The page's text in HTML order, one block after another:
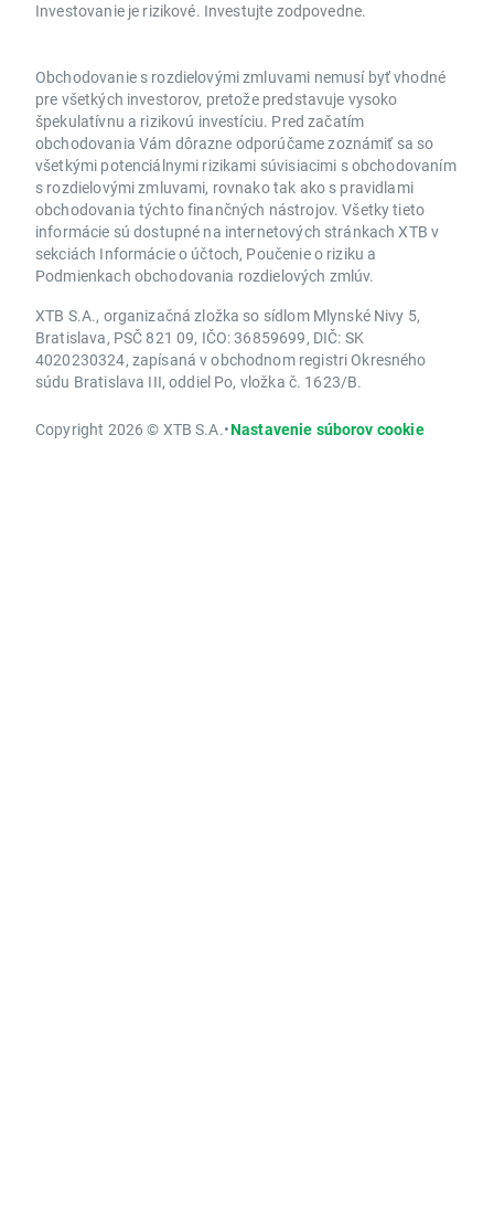
Investovanie je rizikové. Investujte zodpovedne.
Obchodovanie s rozdielovými zmluvami nemusí byť vhodné
pre všetkých investorov, pretože predstavuje vysoko
špekulatívnu a rizikovú investíciu. Pred začatím
obchodovania Vám dôrazne odporúčame zoznámiť sa so
všetkými potenciálnymi rizikami súvisiacimi s obchodovaním
s rozdielovými zmluvami, rovnako tak ako s pravidlami
obchodovania týchto finančných nástrojov. Všetky tieto
informácie sú dostupné na internetových stránkach XTB v
sekciách Informácie o účtoch, Poučenie o riziku a
Podmienkach obchodovania rozdielových zmlúv.
XTB S.A., organizačná zložka so sídlom Mlynské Nivy 5,
Bratislava, PSČ 821 09, IČO: 36859699, DIČ: SK
4020230324, zapísaná v obchodnom registri Okresného
súdu Bratislava III, oddiel Po, vložka č. 1623/B.
Copyright 2026 © XTB S.A.•Nastavenie súborov cookie